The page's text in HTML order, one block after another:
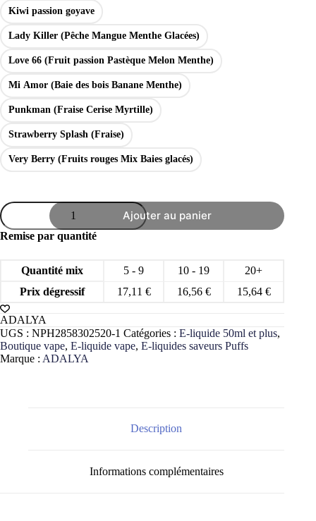
Kiwi passion goyave
Lady Killer (Pêche Mangue Menthe Glacées)
Love 66 (Fruit passion Pastèque Melon Menthe)
Mi Amor (Baie des bois Banane Menthe)
Punkman (Fraise Cerise Myrtille)
Strawberry Splash (Fraise)
Very Berry (Fruits rouges Mix Baies glacés)
quantité
de
ADALYA
e-
vape
saveur
orientale
chicha
Ajouter au panier
Remise par quantité
Quantité mix 5 - 9 10 - 19
20+
Prix dégressif
17,11 € 16,56 € 15,64 €
ADALYA
UGS : NPH2858302520-1 Catégories : E-liquide 50ml et plus,
Boutique vape, E-liquide vape, E-liquides saveurs Puffs
Marque : ADALYA
Description
Informations complémentaires